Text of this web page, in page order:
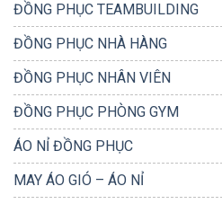
ĐỒNG PHỤC TEAMBUILDING
ĐỒNG PHỤC NHÀ HÀNG
ĐỒNG PHỤC NHÂN VIÊN
ĐỒNG PHỤC PHÒNG GYM
ÁO NỈ ĐỒNG PHỤC
MAY ÁO GIÓ – ÁO NỈ